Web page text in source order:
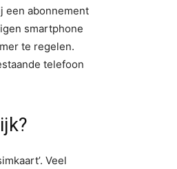
een abonnement
smartphone
te regelen.
telefoon
Veel